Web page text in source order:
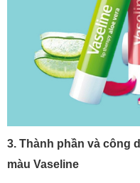
3. Thành phần và công
màu Vaseline